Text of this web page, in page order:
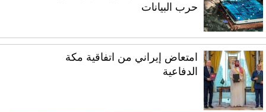
حرب البيانات
امتعاض إيراني من اتفاقية مكة
الدفاعية